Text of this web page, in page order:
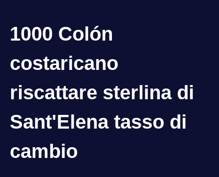
1000 Colón
costaricano
riscattare sterlina di
Sant'Elena tasso di
cambio